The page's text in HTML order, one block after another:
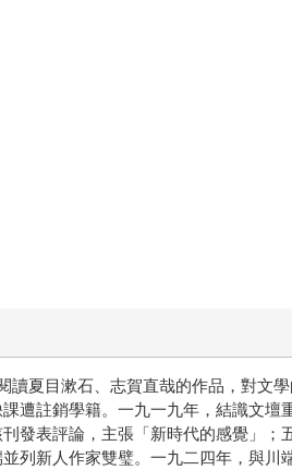
夏目漱石、志賀直哉的作品，對文
遭註銷學籍。一九一九年，結識文壇
發表評論，主張「新時代的感覺」；
列新人作家雙璧。一九二四年，與川